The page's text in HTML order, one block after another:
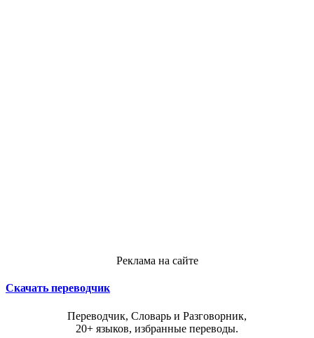
Реклама на сайте
Скачать переводчик
Переводчик, Словарь и Разговорник,
20+ языков, избранные переводы.